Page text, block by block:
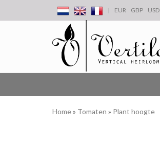
| EUR GBP USD
Home» Tomaten » Plant hoogte